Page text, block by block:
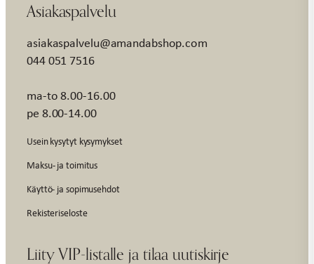
Asiakaspalvelu
asiakaspalvelu@amandabshop.com
044 051 7516
ma-to 8.00-16.00
pe 8.00-14.00
Usein kysytyt kysymykset
Maksu- ja toimitus
Käyttö- ja sopimusehdot
Rekisteriseloste
Liity VIP-listalle ja tilaa uutiskirje